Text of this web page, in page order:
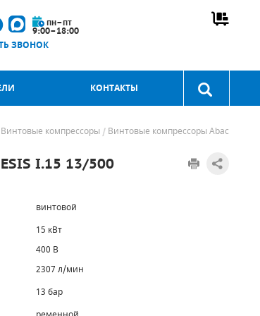
пн–пт
9:00–18:00
ЗВОНОК
КОНТАКТЫ
Винтовые компрессоры Винтовые компрессоры Abac
I.15 13/500
винтовой
15 кВт
400 В
2307 л/мин
13 бар